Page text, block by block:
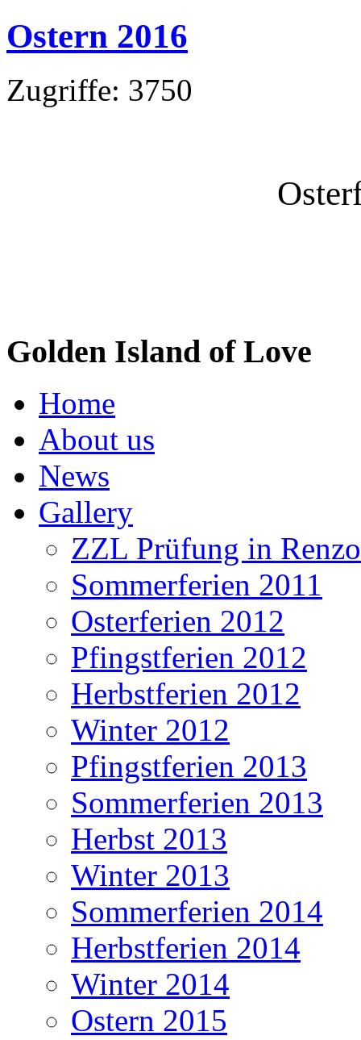
Ostern 2016
Zugriffe: 3750
Golden Island of Love
Home
About us
News
Gallery
ZZL Prüfung in
Sommerferien 2011
Osterferien 2012
Pfingstferien 2012
Herbstferien 2012
Winter 2012
Pfingstferien 2013
Sommerferien 2013
Herbst 2013
Winter 2013
Sommerferien 2014
Herbstferien 2014
Winter 2014
Ostern 2015